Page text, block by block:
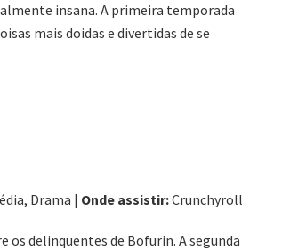
insana. A primeira temporada
mais doidas e divertidas de se
Drama | Onde assistir:Crunchyroll
delinquentes de Bofurin. A segunda